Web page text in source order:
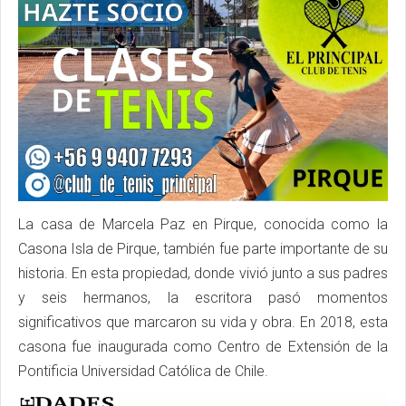
La casa de Marcela Paz en Pirque, conocida como la
Casona Isla de Pirque, también fue parte importante de su
historia. En esta propiedad, donde vivió junto a sus padres
y seis hermanos, la escritora pasó momentos
significativos que marcaron su vida y obra. En 2018, esta
casona fue inaugurada como Centro de Extensión de la
Pontificia Universidad Católica de Chile.